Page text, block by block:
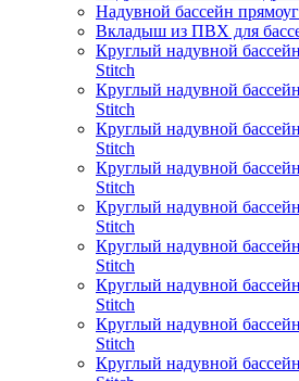
Надувной бассейн
Вкладыш из ПВХ для
Круглый надувной
Stitch
Круглый надувной
Stitch
Круглый надувной
Stitch
Круглый надувной
Stitch
Круглый надувной
Stitch
Круглый надувной
Stitch
Круглый надувной
Stitch
Круглый надувной
Stitch
Круглый надувной